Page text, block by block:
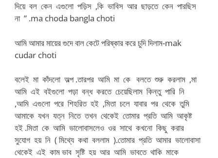
দিয়ে বল কেন এগুলো পড়িস ,কি ভাবিস আর ছাড়তে কেন পারছিস
না ” .ma choda bangla choti
আমি আমার মায়ের গুদে বাল কেটে পরিষ্কার করে চুদি দিলাম-mak
cudar choti
বলেই মা কাঁদলো অল্প .তারপর আমি মা কে বলতে শুরু করলাম ,মা
আমি এই বইগুলো পড়া বন্ধ করতে চেয়েছিলাম কিন্তু পারি নি
,আমি এগুলো পরে শিহরিত হই ,মিতা চলে যাবার পর থেকে তুমি
আমাকে যখন যত্ন নিতে তখন থেকেই তোমার প্রতি আমি আকৃষ্ট
হই .মিতা কে আমি ভালোবাসলেও ওর সাথে কখনো কিছু করার
সুযোগ হয় নি ( মিথ্যে কথা বললাম ).তোমার প্রতি আমার ভালোবাসা
থেকেই এই কাম ভাব সৃষ্টি হয় আর আমি ভাবতে থাকি মাকে